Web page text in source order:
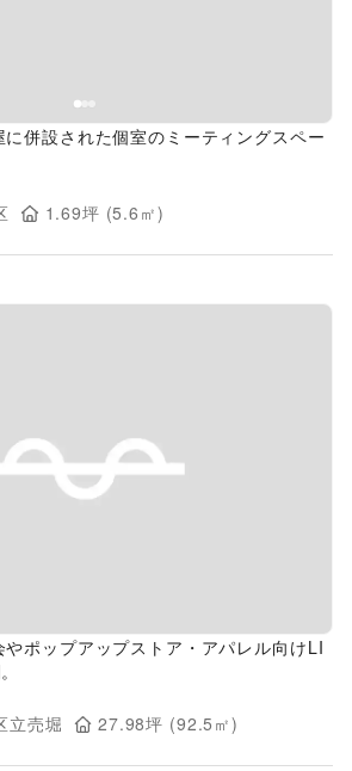
に併設された個室のミーティングスペー
1.69坪 (5.6 ㎡)
やポップアップストア・アパレル向けLI
立売堀 27.98坪 (92.5 ㎡)